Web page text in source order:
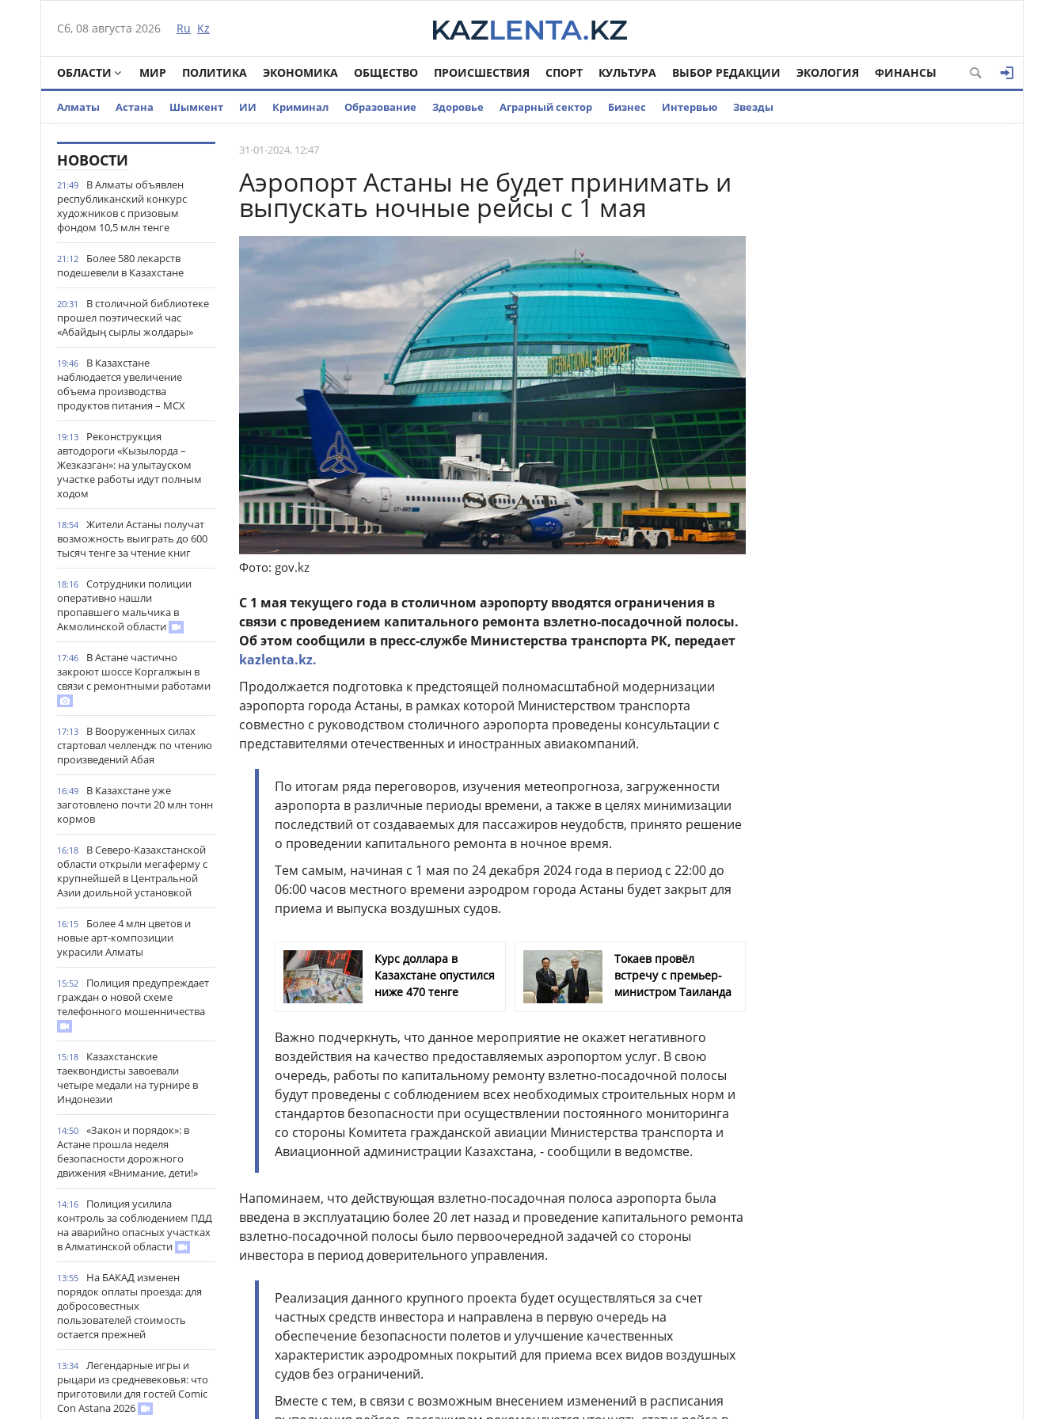
Сб, 08 августа 2026 Ru Kz
ОБЛАСТИ МИР ПОЛИТИКА ЭКОНОМИКА ОБЩЕСТВО ПРОИСШЕСТВИЯ СПОРТ КУЛЬТУРА ВЫБОР РЕДАКЦИИ ЭКОЛОГИЯ ФИНАНСЫ
Алматы Астана Шымкент ИИ Криминал Образование Здоровье Аграрный сектор Бизнес Интервью Звезды
НОВОСТИ
21:49
В Алматы объявлен
республиканский конкурс
художников с призовым
фондом 10,5 млн тенге
21:12
Более 580 лекарств
подешевели в Казахстане
20:31
В столичной библиотеке
прошел поэтический час
«Абайдың сырлы жолдары»
19:46
В Казахстане
наблюдается увеличение
объема производства
продуктов питания – МСХ
19:13
Реконструкция
автодороги «Кызылорда –
Жезказган»: на улытауском
участке работы идут полным
ходом
18:54
Жители Астаны получат
возможность выиграть до 600
тысяч тенге за чтение книг
18:16
Сотрудники полиции
оперативно нашли
пропавшего мальчика в
Акмолинской области
17:46
В Астане частично
закроют шоссе Коргалжын в
связи с ремонтными работами
17:13
В Вооруженных силах
стартовал челлендж по чтению
произведений Абая
16:49
В Казахстане уже
заготовлено почти 20 млн тонн
кормов
16:18
В Северо-Казахстанской
области открыли мегаферму с
крупнейшей в Центральной
Азии доильной установкой
16:15
Более 4 млн цветов и
новые арт-композиции
украсили Алматы
15:52
Полиция предупреждает
граждан о новой схеме
телефонного мошенничества
15:18
Казахстанские
таеквондисты завоевали
четыре медали на турнире в
Индонезии
14:50
«Закон и порядок»: в
Астане прошла неделя
безопасности дорожного
движения «Внимание, дети!»
14:16
Полиция усилила
контроль за соблюдением ПДД
на аварийно опасных участках
в Алматинской области
13:55
На БАКАД изменен
порядок оплаты проезда: для
добросовестных
пользователей стоимость
остается прежней
13:34
Легендарные игры и
рыцари из средневековья: что
приготовили для гостей Comic
Con Astana 2026
31-01-2024, 12:47
Аэропорт Астаны не будет принимать и
выпускать ночные рейсы с 1 мая
Фото: gov.kz
С 1 мая текущего года в столичном аэропорту вводятся ограничения в
связи с проведением капитального ремонта взлетно-посадочной полосы.
Об этом сообщили в пресс-службе Министерства транспорта РК, передает
kazlenta.kz.
Продолжается подготовка к предстоящей полномасштабной модернизации
аэропорта города Астаны, в рамках которой Министерством транспорта
совместно с руководством столичного аэропорта проведены консультации с
представителями отечественных и иностранных авиакомпаний.
По итогам ряда переговоров, изучения метеопрогноза, загруженности
аэропорта в различные периоды времени, а также в целях минимизации
последствий от создаваемых для пассажиров неудобств, принято решение
о проведении капитального ремонта в ночное время.
Тем самым, начиная с 1 мая по 24 декабря 2024 года в период с 22:00 до
06:00 часов местного времени аэродром города Астаны будет закрыт для
приема и выпуска воздушных судов.
Курс доллара в
Казахстане опустился
ниже 470 тенге
Токаев провёл
встречу с премьер-
министром Таиланда
Важно подчеркнуть, что данное мероприятие не окажет негативного
воздействия на качество предоставляемых аэропортом услуг. В свою
очередь, работы по капитальному ремонту взлетно-посадочной полосы
будут проведены с соблюдением всех необходимых строительных норм и
стандартов безопасности при осуществлении постоянного мониторинга
со стороны Комитета гражданской авиации Министерства транспорта и
Авиационной администрации Казахстана, - сообщили в ведомстве.
Напоминаем, что действующая взлетно-посадочная полоса аэропорта была
введена в эксплуатацию более 20 лет назад и проведение капитального ремонта
взлетно-посадочной полосы было первоочередной задачей со стороны
инвестора в период доверительного управления.
Реализация данного крупного проекта будет осуществляться за счет
частных средств инвестора и направлена в первую очередь на
обеспечение безопасности полетов и улучшение качественных
характеристик аэродромных покрытий для приема всех видов воздушных
судов без ограничений.
Вместе с тем, в связи с возможным внесением изменений в расписания